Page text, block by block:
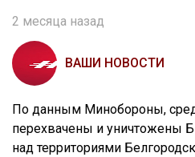
2 месяца назад
ВАШИ НОВОСТИ
По данным Минобороны,
перехвачены и уничтожены
над территориями